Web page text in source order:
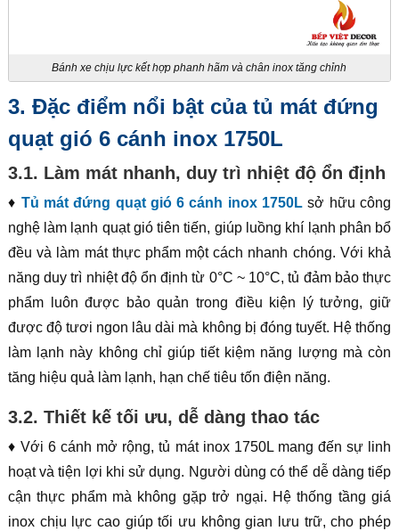
Bánh xe chịu lực kết hợp phanh hãm và chân inox tăng chỉnh
3. Đặc điểm nổi bật của tủ mát đứng
quạt gió 6 cánh inox 1750L
3.1. Làm mát nhanh, duy trì nhiệt độ ổn định
♦ Tủ mát đứng quạt gió 6 cánh inox 1750L sở hữu công
nghệ làm lạnh quạt gió tiên tiến, giúp luồng khí lạnh phân bổ
đều và làm mát thực phẩm một cách nhanh chóng. Với khả
năng duy trì nhiệt độ ổn định từ 0°C ~ 10°C, tủ đảm bảo thực
phẩm luôn được bảo quản trong điều kiện lý tưởng, giữ
được độ tươi ngon lâu dài mà không bị đóng tuyết. Hệ thống
làm lạnh này không chỉ giúp tiết kiệm năng lượng mà còn
tăng hiệu quả làm lạnh, hạn chế tiêu tốn điện năng.
3.2. Thiết kế tối ưu, dễ dàng thao tác
♦ Với 6 cánh mở rộng, tủ mát inox 1750L mang đến sự linh
hoạt và tiện lợi khi sử dụng. Người dùng có thể dễ dàng tiếp
cận thực phẩm mà không gặp trở ngại. Hệ thống tầng giá
inox chịu lực cao giúp tối ưu không gian lưu trữ, cho phép